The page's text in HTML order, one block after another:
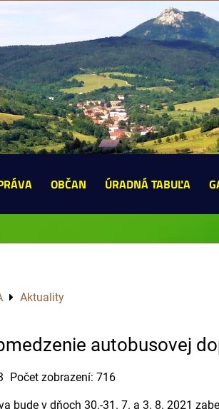
OBČAN ÚRADNÁ TABUĽA
Aktuality
autobusovej
Počet zobrazení: 716
bude v dňoch 30.-31. 7. a 3. 8. 2021